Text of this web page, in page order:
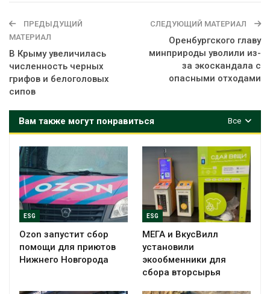
ПРЕДЫДУЩИЙ
МАТЕРИАЛ
В Крыму увеличилась
численность черных
грифов и белоголовых
сипов
СЛЕДУЮЩИЙ МАТЕРИАЛ
Оренбургского главу
минприроды уволили из-
за экоскандала с
опасными отходами
Все
Вам также могут понравиться
ESG
Ozon запустит сбор
помощи для приютов
Нижнего Новгорода
ESG
МЕГА и ВкусВилл
установили
экообменники для
сбора вторсырья